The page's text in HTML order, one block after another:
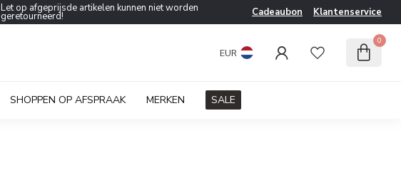
Let op afgeprijsde artikelen kunnen niet worden
geretourneerd! Cadeaubon Klantenservice
EUR
0
SHOPPEN OP AFSPRAAK MERKEN SALE